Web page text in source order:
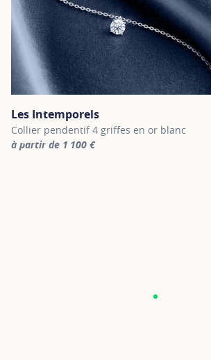
Les Intemporels
Collier pendentif 4 griffes en or blanc
à partir de 1 100 €